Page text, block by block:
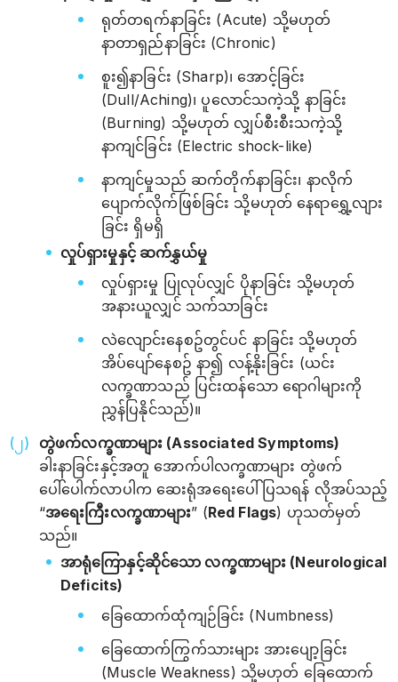
ရုတ်တရက်နာခြင်း (Acute) သို့မဟုတ်
နာတာရှည်နာခြင်း (Chronic)
စူး၍နာခြင်း (Sharp)၊ အောင့်ခြင်း
(Dull/Aching)၊ ပူလောင်သကဲ့သို့ နာခြင်း
(Burning) သို့မဟုတ် လျှပ်စီးစီးသကဲ့သို့
နာကျင်ခြင်း (Electric shock-like)
နာကျင်မှုသည် ဆက်တိုက်နာခြင်း၊ နာလိုက်
ပျောက်လိုက်ဖြစ်ခြင်း သို့မဟုတ် နေရာရွှေ့လျား
ခြင်း ရှိမရှိ
လှုပ်ရှားမှုနှင့် ဆက်နွှယ်မှု
လှုပ်ရှားမှု ပြုလုပ်လျှင် ပိုနာခြင်း သို့မဟုတ်
အနားယူလျှင် သက်သာခြင်း
လဲလျောင်းနေစဥ်တွင်ပင် နာခြင်း သို့မဟုတ်
အိပ်ပျော်နေစဥ် နာ၍ လန့်နိုးခြင်း (ယင်း
လက္ခဏာသည် ပြင်းထန်သော ရောဂါများကို
ညွှန်ပြနိုင်သည်)။
တွဲဖက်လက္ခဏာများ (Associated Symptoms)
ခါးနာခြင်းနှင့်အတူ အောက်ပါလက္ခဏာများ တွဲဖက်
ပေါ်ပေါက်လာပါက ဆေးရုံအရေးပေါ်ပြသရန် လိုအပ်သည့်
“အရေးကြီးလက္ခဏာများ” (Red Flags) ဟုသတ်မှတ်
သည်။
အာရုံကြောနှင့်ဆိုင်သော လက္ခဏာများ (Neurological
Deficits)
ခြေထောက်ထုံကျဉ်ခြင်း (Numbness)
ခြေထောက်ကြွက်သားများ အားပျော့ခြင်း
(Muscle Weakness) သို့မဟုတ် ခြေထောက်